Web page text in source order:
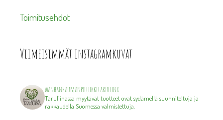
Toimitusehdot
Viimeisimmät instagramkuvat
wanhanraumanputiikkitaruliina
Taruliinassa myytävät tuotteet ovat sydämellä suunniteltuja ja
rakkaudella Suomessa valmistettuja.